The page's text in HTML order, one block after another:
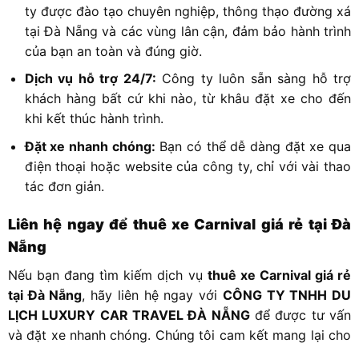
ty được đào tạo chuyên nghiệp, thông thạo đường xá
tại Đà Nẵng và các vùng lân cận, đảm bảo hành trình
của bạn an toàn và đúng giờ.
Dịch vụ hỗ trợ 24/7: Công ty luôn sẵn sàng hỗ trợ
khách hàng bất cứ khi nào, từ khâu đặt xe cho đến
khi kết thúc hành trình.
Đặt xe nhanh chóng: Bạn có thể dễ dàng đặt xe qua
điện thoại hoặc website của công ty, chỉ với vài thao
tác đơn giản.
Liên hệ ngay để thuê xe Carnival giá rẻ tại Đà
Nẵng
Nếu bạn đang tìm kiếm dịch vụ thuê xe Carnival giá rẻ
tại Đà Nẵng, hãy liên hệ ngay với CÔNG TY TNHH DU
LỊCH LUXURY CAR TRAVEL ĐÀ NẴNGđể được tư vấn
và đặt xe nhanh chóng. Chúng tôi cam kết mang lại cho